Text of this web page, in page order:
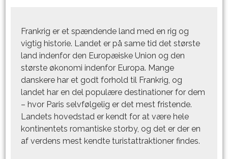
Frankrig er et spændende land med en rig og
vigtig historie. Landet er på same tid det største
land indenfor den Europæiske Union og den
største økonomi indenfor Europa. Mange
danskere har et godt forhold til Frankrig, og
landet har en del populære destinationer for dem
– hvor Paris selvfølgelig er det mest fristende.
Landets hovedstad er kendt for at være hele
kontinentets romantiske storby, og det er der en
af verdens mest kendte turistattraktioner findes.